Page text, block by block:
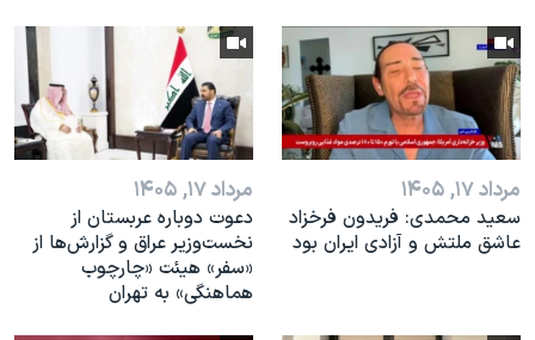
مرداد ۱۷, ۱۴۰۵
سعید محمدی: فریدون فرخزاد
عاشق ملتش و آزادی ایران بود
مرداد ۱۷, ۱۴۰۵
دعوت دوباره عربستان از
نخست‌وزیر عراق و گزارش‌ها از
«سفر» هیئت «چارچوب
هماهنگی» به تهران